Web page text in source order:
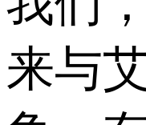
来与